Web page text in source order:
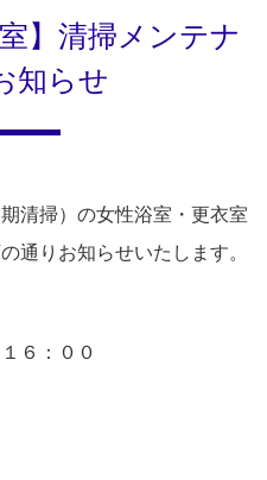
】清掃メンテナ
知らせ
清掃）の女性浴室・更衣室
通りお知らせいたします。
６：００